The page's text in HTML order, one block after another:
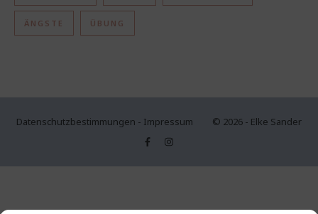
ÄNGSTE ÜBUNG
Datenschutzbestimmungen - Impressum © 2026 - Elke Sander